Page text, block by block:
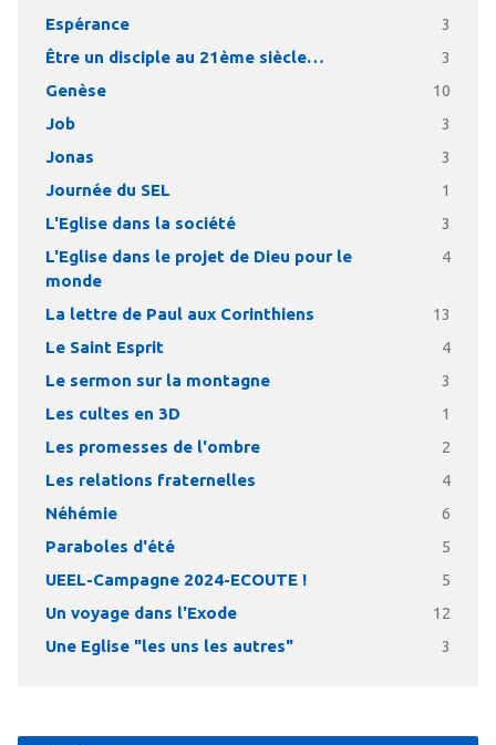
Espérance 3
Être un disciple au 21ème siècle… 3
Genèse 10
Job 3
Jonas 3
Journée du SEL 1
L'Eglise dans la société 3
L'Eglise dans le projet de Dieu pour le
monde
4
La lettre de Paul aux Corinthiens 13
Le Saint Esprit 4
Le sermon sur la montagne 3
Les cultes en 3D 1
Les promesses de l'ombre 2
Les relations fraternelles 4
Néhémie 6
Paraboles d'été 5
UEEL-Campagne 2024-ECOUTE ! 5
Un voyage dans l'Exode 12
Une Eglise "les uns les autres" 3